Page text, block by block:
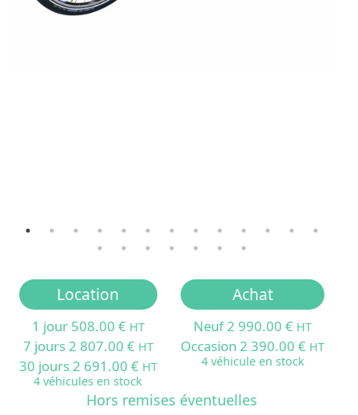
Location
1 jour 508.00 € HT
7 jours 2 807.00 € HT
30 jours 2 691.00 € HT
4 véhicules en stock
Achat
Neuf 2 990.00 € HT
Occasion 2 390.00 € HT
4 véhicule en stock
Hors remises éventuelles